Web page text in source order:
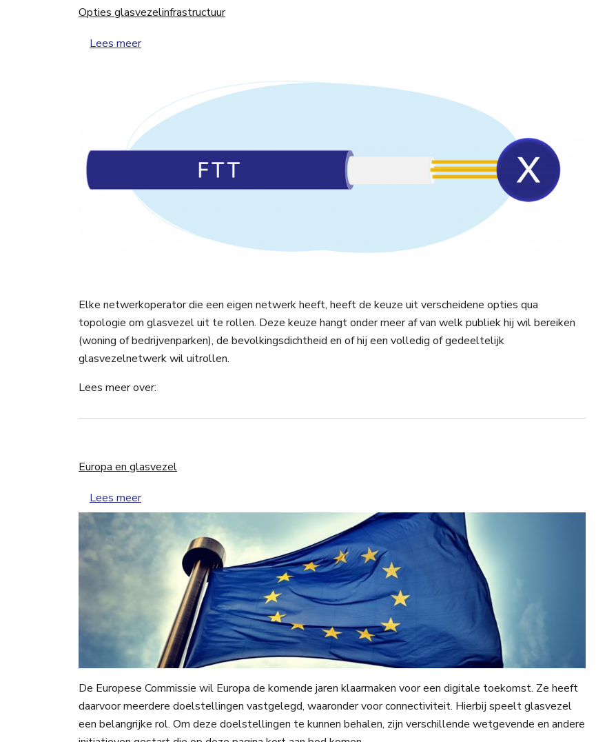
Opties glasvezelinfrastructuur
Lees meerover Opties glasvezelinfrastructuur
Elke netwerkoperator die een eigen netwerk heeft, heeft de keuze uit verscheidene opties qua
topologie om glasvezel uit te rollen. Deze keuze hangt onder meer af van welk publiek hij wil bereiken
(woning of bedrijvenparken), de bevolkingsdichtheid en of hij een volledig of gedeeltelijk
glasvezelnetwerk wil uitrollen.
Lees meer over:
Europa en glasvezel
Lees meerover Europa en glasvezel
De Europese Commissie wil Europa de komende jaren klaarmaken voor een digitale toekomst. Ze heeft
daarvoor meerdere doelstellingen vastgelegd, waaronder voor connectiviteit. Hierbij speelt glasvezel
een belangrijke rol. Om deze doelstellingen te kunnen behalen, zijn verschillende wetgevende en andere